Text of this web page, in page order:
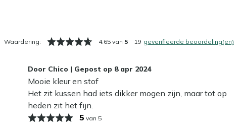
Waardering: 4.65 van 5 19 geverifieerde beoordeling(en)
Door Chico | Gepost op 8 apr 2024
Mooie kleur en stof
Het zit kussen had iets dikker mogen zijn, maar tot op
heden zit het fijn.
5 van 5